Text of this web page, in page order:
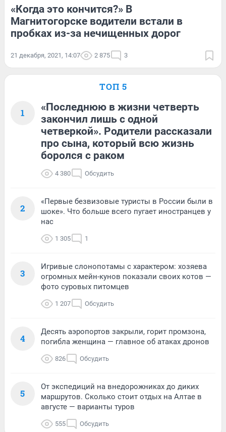
«Когда это кончится?» В
Магнитогорске водители встали в
пробках из-за нечищенных дорог
21 декабря, 2021, 14:07 2 875 3
ТОП 5
1
«Последнюю в жизни четверть
закончил лишь с одной
четверкой». Родители рассказали
про сына, который всю жизнь
боролся с раком
4 380 Обсудить
2
«Первые безвизовые туристы в России были в
шоке». Что больше всего пугает иностранцев у
нас
1 305 1
3
Игривые слонопотамы с характером: хозяева
огромных мейн-кунов показали своих котов —
фото суровых питомцев
1 207 Обсудить
4
Десять аэропортов закрыли, горит промзона,
погибла женщина — главное об атаках дронов
826 Обсудить
5
От экспедиций на внедорожниках до диких
маршрутов. Сколько стоит отдых на Алтае в
августе — варианты туров
555 Обсудить